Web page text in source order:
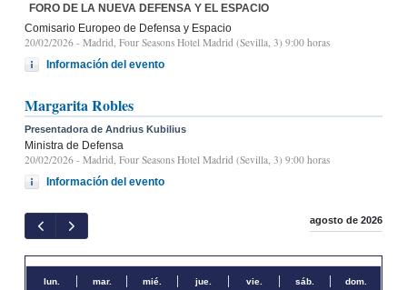
FORO DE LA NUEVA DEFENSA Y EL ESPACIO
Comisario Europeo de Defensa y Espacio
20/02/2026 - Madrid, Four Seasons Hotel Madrid (Sevilla, 3) 9:00 horas
Información del evento
Margarita Robles
Presentadora de Andrius Kubilius
Ministra de Defensa
20/02/2026 - Madrid, Four Seasons Hotel Madrid (Sevilla, 3) 9:00 horas
Información del evento
agosto de 2026
lun. mar. mié. jue. vie. sáb. dom.